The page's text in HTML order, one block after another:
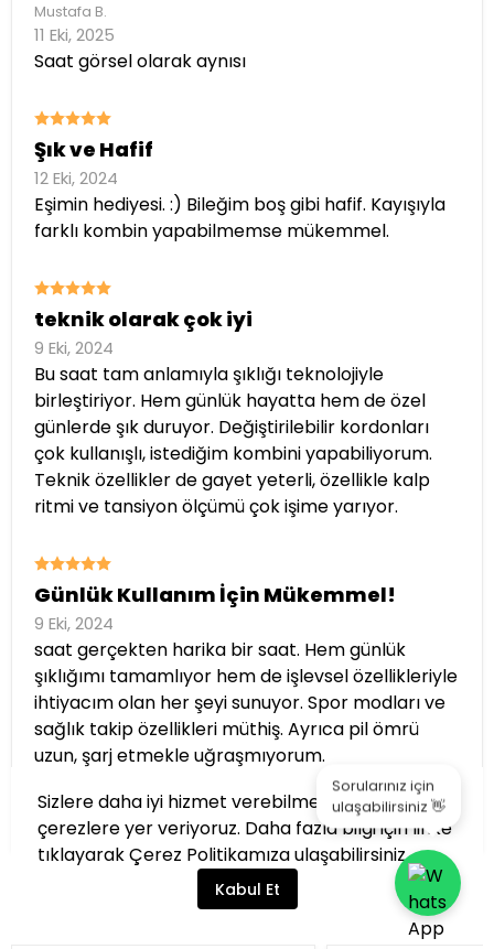
Sizlere daha iyi hizmet verebilmek için sitemizde
çerezlere yer veriyoruz. Daha fazla bilgi içinlinke
tıklayarakÇerez Politikamızaulaşabilirsiniz.
Kabul Et
Mustafa B.
11 Eki, 2025
Saat görsel olarak aynısı
Şık ve Hafif
12 Eki, 2024
Eşimin hediyesi. :) Bileğim boş gibi hafif. Kayışıyla
farklı kombin yapabilmemse mükemmel.
teknik olarak çok iyi
9 Eki, 2024
Bu saat tam anlamıyla şıklığı teknolojiyle
birleştiriyor. Hem günlük hayatta hem de özel
günlerde şık duruyor. Değiştirilebilir kordonları
çok kullanışlı, istediğim kombini yapabiliyorum.
Teknik özellikler de gayet yeterli, özellikle kalp
ritmi ve tansiyon ölçümü çok işime yarıyor.
Günlük Kullanım İçin Mükemmel!
9 Eki, 2024
saat gerçekten harika bir saat. Hem günlük
şıklığımı tamamlıyor hem de işlevsel özellikleriyle
ihtiyacım olan her şeyi sunuyor. Spor modları ve
sağlık takip özellikleri müthiş. Ayrıca pil ömrü
uzun, şarj etmekle uğraşmıyorum.
1 2 Sonraki
İlgili Ürünler
Sorularınız için
ulaşabilirsiniz 👋